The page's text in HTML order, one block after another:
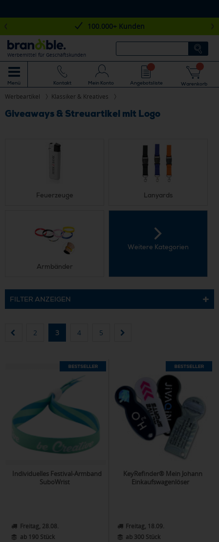
100.000+ Kunden
Werbemittel für Geschäftskunden
Menü Kontakt Mein Konto Angebotsliste Warenkorb
Werbeartikel Klassiker & Kreatives
Giveaways & Streuartikel mit Logo
Feuerzeuge Lanyards
Armbänder
Weitere Kategorien
FILTER ANZEIGEN
2 3 4 5
Individuelles Festival-Armband
SuboWrist
Freitag, 28.08.
ab 190 Stück
KeyRefinder® Mein Johann
Einkaufswagenlöser
Freitag, 18.09.
ab 300 Stück